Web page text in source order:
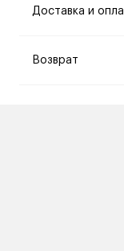
Доставка и
Возврат